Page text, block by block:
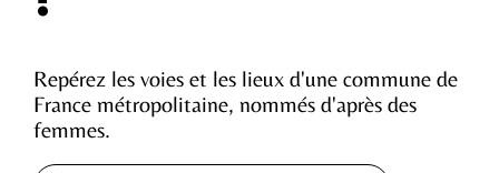
Repérez les voies et les lieux d'une commune de
France métropolitaine, nommés d'après des
femmes.